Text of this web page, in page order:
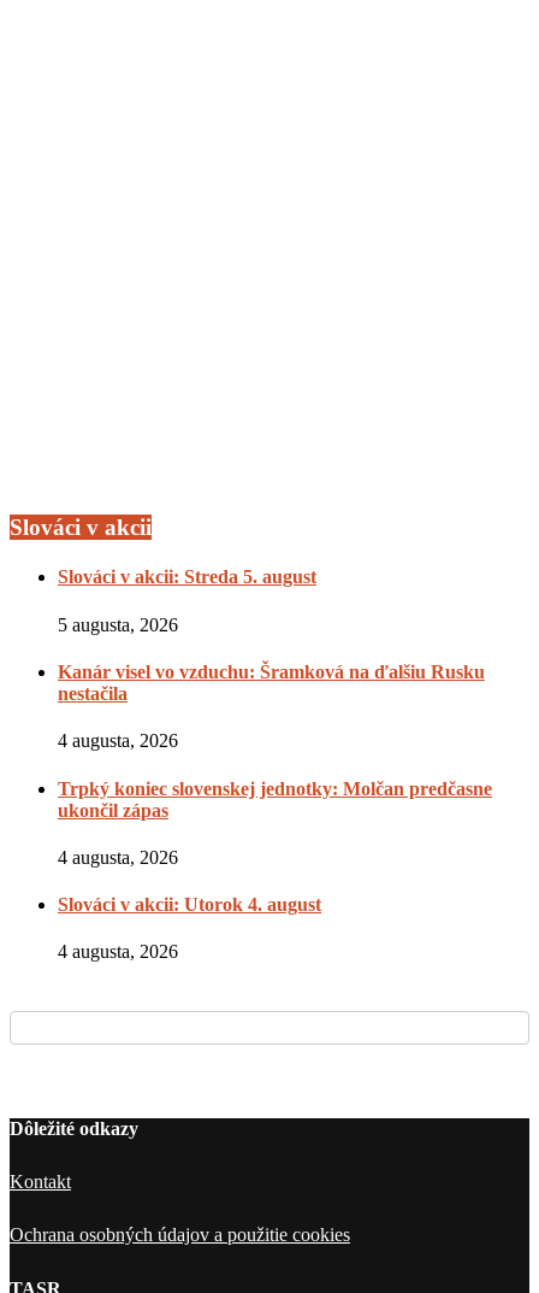
Slováci v akcii
Slováci v akcii: Streda 5. august
5 augusta, 2026
Kanár visel vo vzduchu: Šramková na ďalšiu Rusku
nestačila
4 augusta, 2026
Trpký koniec slovenskej jednotky: Molčan predčasne
ukončil zápas
4 augusta, 2026
Slováci v akcii: Utorok 4. august
4 augusta, 2026
Dôležité odkazy
Kontakt
Ochrana osobných údajov a použitie cookies
TASR